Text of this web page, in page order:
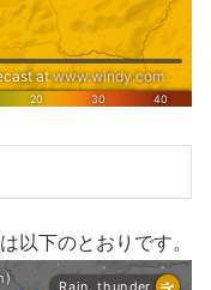
以下のとおりです。